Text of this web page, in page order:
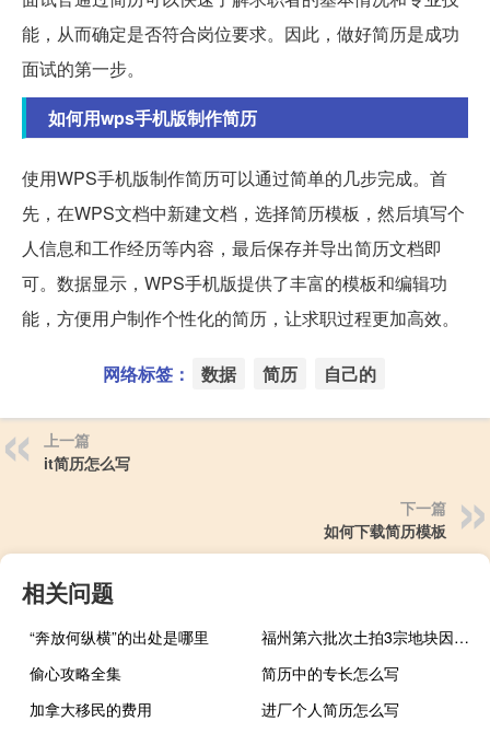
能，从而确定是否符合岗位要求。因此，做好简历是成功
面试的第一步。
如何用wps手机版制作简历
使用WPS手机版制作简历可以通过简单的几步完成。首
先，在WPS文档中新建文档，选择简历模板，然后填写个
人信息和工作经历等内容，最后保存并导出简历文档即
可。数据显示，WPS手机版提供了丰富的模板和编辑功
能，方便用户制作个性化的简历，让求职过程更加高效。
网络标签： 数据 简历 自己的
上一篇
it简历怎么写
下一篇
如何下载简历模板
相关问题
“奔放何纵横”的出处是哪里
福州第六批次土拍3宗地块因出让条件调整而取消出让
偷心攻略全集
简历中的专长怎么写
加拿大移民的费用
进厂个人简历怎么写